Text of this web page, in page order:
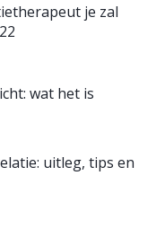
je zal
wat het is
uitleg, tips en